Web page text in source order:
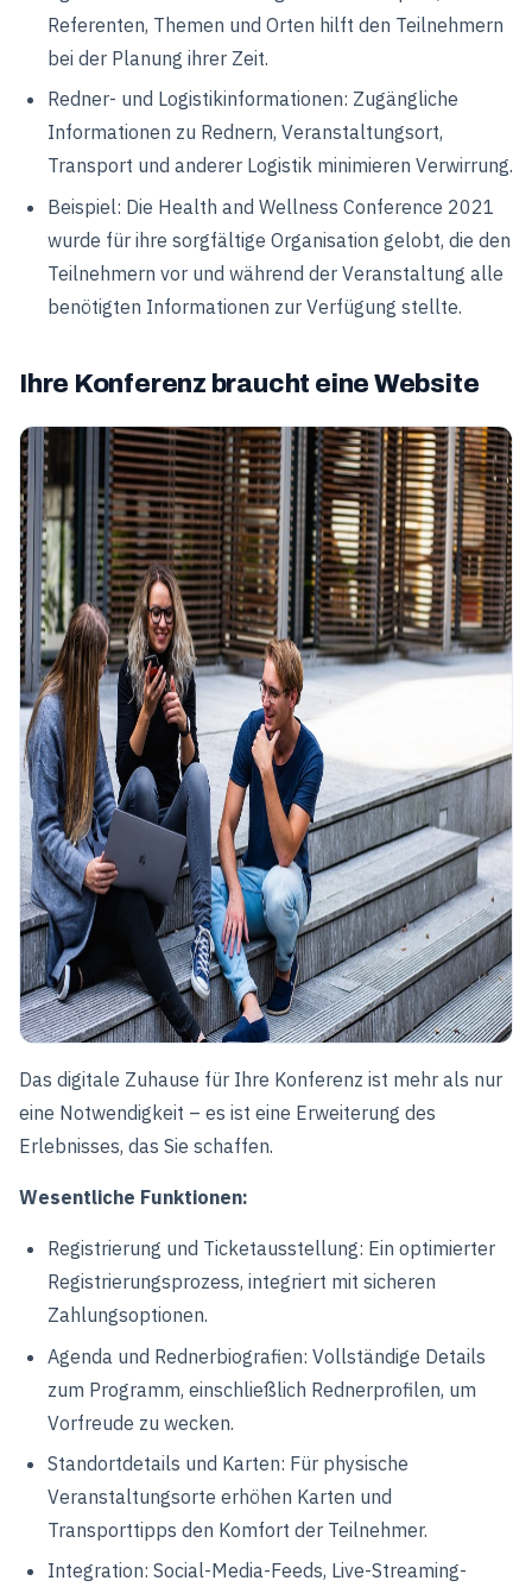
Referenten, Themen und Orten hilft den Teilnehmern
bei der Planung ihrer Zeit.
Redner- und Logistikinformationen: Zugängliche
Informationen zu Rednern, Veranstaltungsort,
Transport und anderer Logistik minimieren Verwirrung.
Beispiel: Die Health and Wellness Conference 2021
wurde für ihre sorgfältige Organisation gelobt, die den
Teilnehmern vor und während der Veranstaltung alle
benötigten Informationen zur Verfügung stellte.
Ihre Konferenz braucht eine Website
Das digitale Zuhause für Ihre Konferenz ist mehr als nur
eine Notwendigkeit – es ist eine Erweiterung des
Erlebnisses, das Sie schaffen.
Wesentliche Funktionen:
Registrierung und Ticketausstellung: Ein optimierter
Registrierungsprozess, integriert mit sicheren
Zahlungsoptionen.
Agenda und Rednerbiografien: Vollständige Details
zum Programm, einschließlich Rednerprofilen, um
Vorfreude zu wecken.
Standortdetails und Karten: Für physische
Veranstaltungsorte erhöhen Karten und
Transporttipps den Komfort der Teilnehmer.
Integration: Social-Media-Feeds, Live-Streaming-